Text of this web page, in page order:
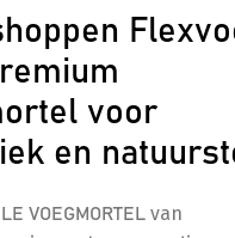
voor
en
VOEGMORTEL van